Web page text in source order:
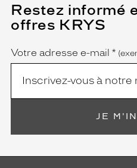
Restez informé
offres KRYS
Name
Votre adresse e-mail *
(Ce
champ
est
obligatoire)
JE